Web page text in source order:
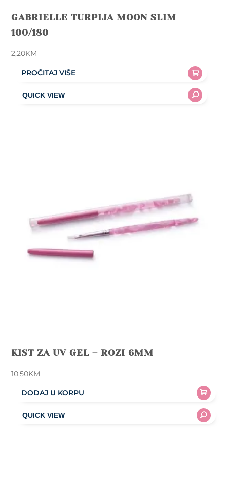
GABRIELLE TURPIJA MOON SLIM
100/180
2,20KM
PROČITAJ VIŠE
KIST ZA UV GEL – ROZI 6MM
10,50KM
DODAJ U KORPU